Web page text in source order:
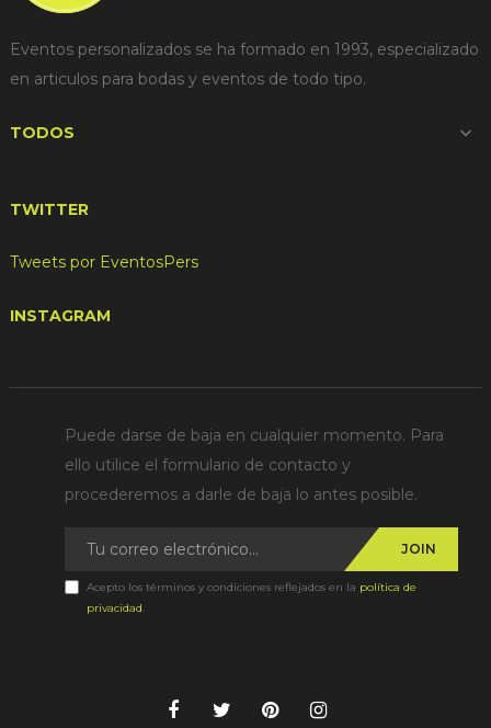
Eventos personalizados se ha formado en 1993, especializado
en articulos para bodas y eventos de todo tipo.
TODOS 
TWITTER
Tweets por EventosPers
INSTAGRAM
Puede darse de baja en cualquier momento. Para
ello utilice el formulario de contacto y
procederemos a darle de baja lo antes posible.
JOIN
Acepto los términos y condiciones reflejados en la política de
privacidad.